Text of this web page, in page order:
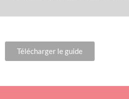
Télécharger le guide